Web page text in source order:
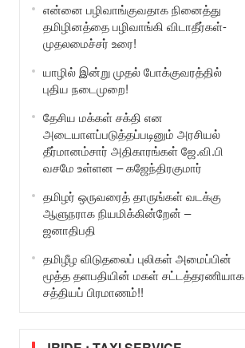
என்னை பழிவாங்குவதாக நினைத்து
தமிழினத்தை பழிவாங்கி விடாதீர்கள்-
முதலமைச்சர் உரை!
யாழில் இன்று முதல் போக்குவரத்தில்
புதிய நடைமுறை!
தேசிய மக்கள் சக்தி என
அடையாளப்படுத்தப்படினும் அரசியல்
தீர்மானம்சார் அதிகாரங்கள் ஜே.வி.பி
வசமே உள்ளன – கஜேந்திரகுமார்
தமிழர் ஒருவரைத் தாருங்கள் வடக்கு
ஆளுநராக நியமிக்கின்றேன் –
ஜனாதிபதி
தமிழீழ விடுதலைப் புலிகள் அமைப்பின்
மூத்த தளபதியின் மகள் சட்டத்தரணியாக
சத்தியப் பிரமாணம்!!